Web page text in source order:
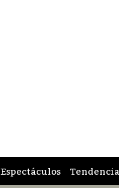
Espectáculos Tendencia